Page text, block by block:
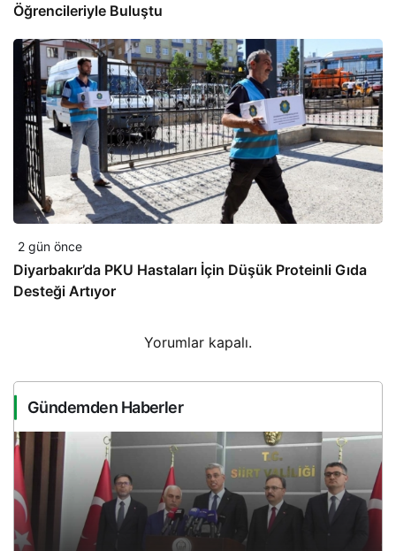
Öğrencileriyle Buluştu
2 gün önce
Diyarbakır’da PKU Hastaları İçin Düşük Proteinli Gıda
Desteği Artıyor
Yorumlar kapalı.
Gündemden Haberler